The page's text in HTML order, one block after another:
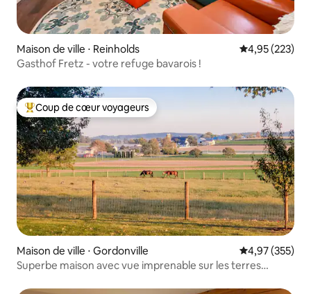
Maison de ville ⋅ Reinholds Évaluation
4,95 (223)
Gasthof Fretz - votre refuge bavarois !
Coups de cœur voyageurs les plus appréciés
Coup de cœur voyageurs
Maison de ville ⋅ Gordonville Évaluation
4,97 (355)
Superbe maison avec vue imprenable sur les terres